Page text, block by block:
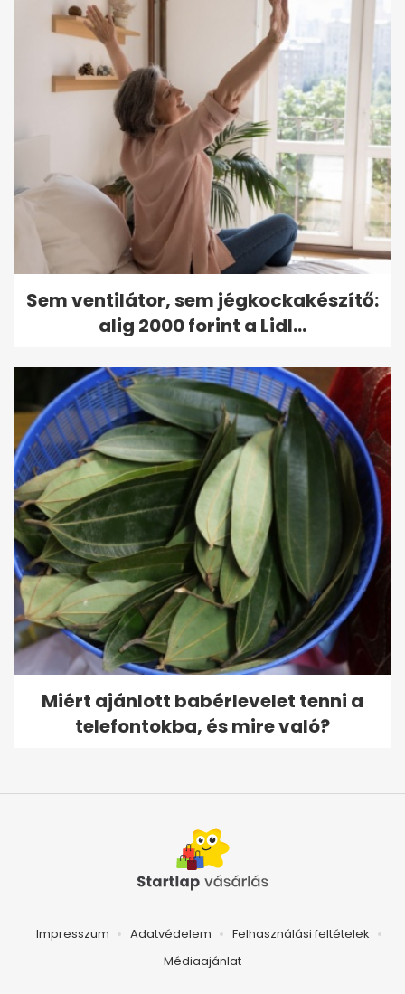
Sem ventilátor, sem jégkockakészítő:
alig 2000 forint a Lidl...
Miért ajánlott babérlevelet tenni a
telefontokba, és mire való?
Impresszum Adatvédelem
Felhasználási feltételek
Médiaajánlat